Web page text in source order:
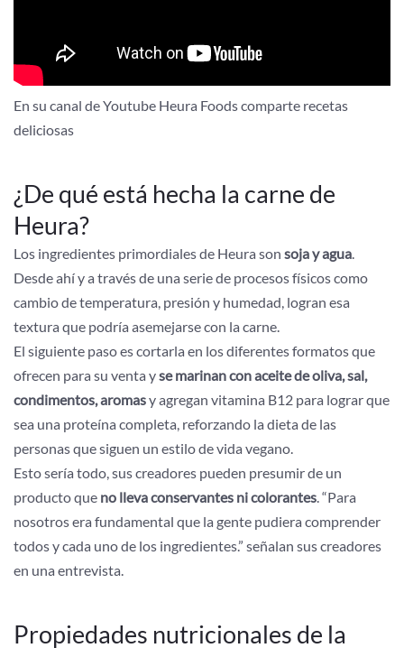
En su canal de Youtube Heura Foods comparte recetas
deliciosas
¿De qué está hecha la carne de
Heura?
Los ingredientes primordiales de Heura son soja y agua.
Desde ahí y a través de una serie de procesos físicos como
cambio de temperatura, presión y humedad, logran esa
textura que podría asemejarse con la carne.
El siguiente paso es cortarla en los diferentes formatos que
ofrecen para su venta yse marinan con aceite de oliva, sal,
condimentos, aromasy agregan vitamina B12 para lograr que
sea una proteína completa, reforzando la dieta de las
personas que siguen un estilo de vida vegano.
Esto sería todo, sus creadores pueden presumir de un
producto que no lleva conservantes ni colorantes. “Para
nosotros era fundamental que la gente pudiera comprender
todos y cada uno de los ingredientes.” señalan sus creadores
en una entrevista.
Propiedades nutricionales de la